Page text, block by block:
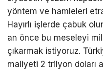
yöntem ve hamleleri
Hayırlı işlerde çabuk
an önce bu meseleyi
çıkarmak istiyoruz.
maliyeti 2 trilyon doları